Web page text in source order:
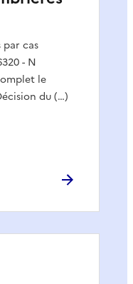
par cas
- N
le
du (…)